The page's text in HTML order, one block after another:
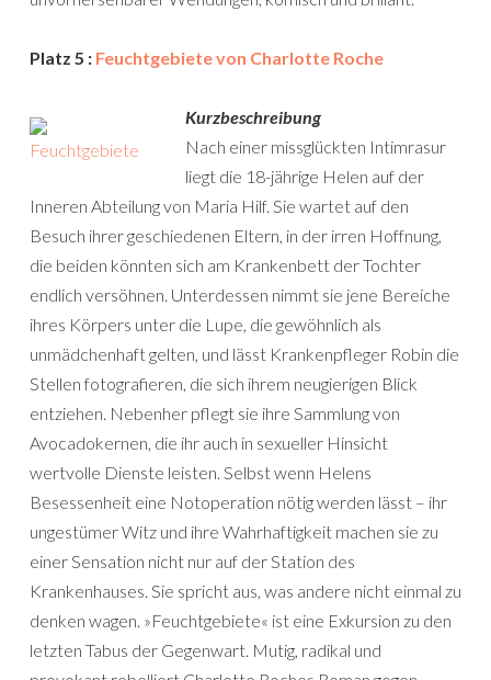
Platz 5 : Feuchtgebiete von Charlotte Roche
Kurzbeschreibung
Nach einer missglückten Intimrasur
liegt die 18-jährige Helen auf der
Inneren Abteilung von Maria Hilf. Sie wartet auf den
Besuch ihrer geschiedenen Eltern, in der irren Hoffnung,
die beiden könnten sich am Krankenbett der Tochter
endlich versöhnen. Unterdessen nimmt sie jene Bereiche
ihres Körpers unter die Lupe, die gewöhnlich als
unmädchenhaft gelten, und lässt Krankenpfleger Robin die
Stellen fotografieren, die sich ihrem neugierigen Blick
entziehen. Nebenher pflegt sie ihre Sammlung von
Avocadokernen, die ihr auch in sexueller Hinsicht
wertvolle Dienste leisten. Selbst wenn Helens
Besessenheit eine Notoperation nötig werden lässt – ihr
ungestümer Witz und ihre Wahrhaftigkeit machen sie zu
einer Sensation nicht nur auf der Station des
Krankenhauses. Sie spricht aus, was andere nicht einmal zu
denken wagen. »Feuchtgebiete« ist eine Exkursion zu den
letzten Tabus der Gegenwart. Mutig, radikal und